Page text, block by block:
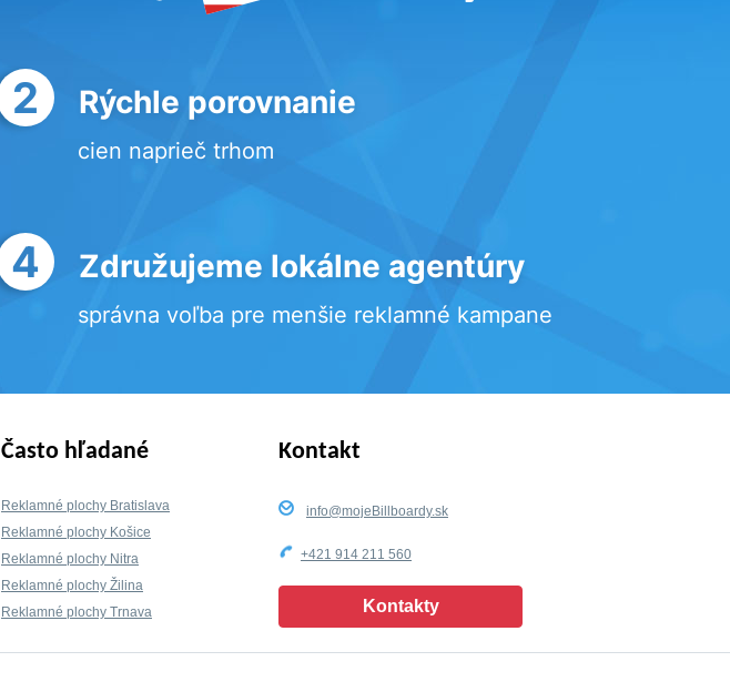
2 Rýchle porovnanie
cien naprieč trhom
4 Združujeme lokálne agentúry
správna voľba pre menšie reklamné kampane
Často hľadané
Reklamné plochy Bratislava
Reklamné plochy Košice
Reklamné plochy Nitra
Reklamné plochy Žilina
Reklamné plochy Trnava
Kontakt
info@mojeBillboardy.sk
+421 914 211 560
Kontakty